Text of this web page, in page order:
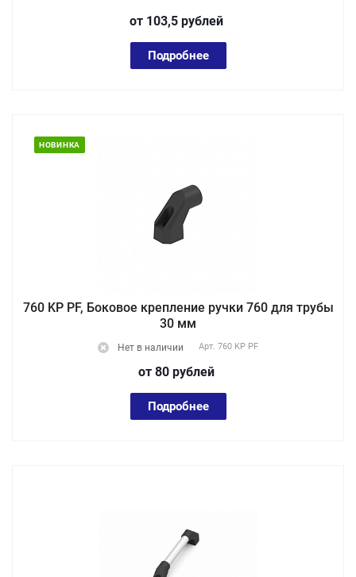
от 103,5 рублей
Подробнее
НОВИНКА
760 KP PF, Боковое крепление ручки 760 для трубы
30 мм
Нет в наличии Арт. 760 KP PF
от 80 рублей
Подробнее